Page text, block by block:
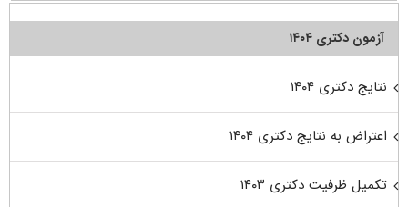
آزمون دکتری ۱۴۰۴
نتایج دکتری ۱۴۰۴
اعتراض به نتایج دکتری ۱۴۰۴
تکمیل ظرفیت دکتری ۱۴۰۳